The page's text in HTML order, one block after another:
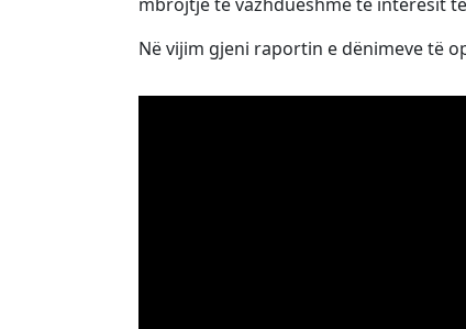
Në vijim gjeni raportin e dënimeve të